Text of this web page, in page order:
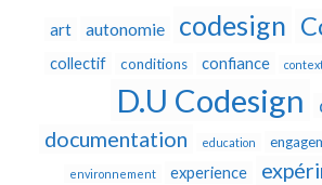
art autonomie codesign
collectif conditions confiance
D.U Codesign
documentation education
environnement experience